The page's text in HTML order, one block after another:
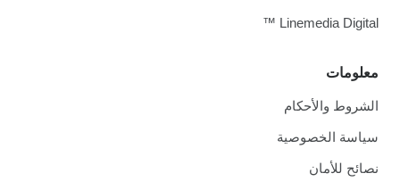
معلومات
الشروط والأحكام
سياسة الخصوصية
نصائح للأمان
Linemedia Digital ™